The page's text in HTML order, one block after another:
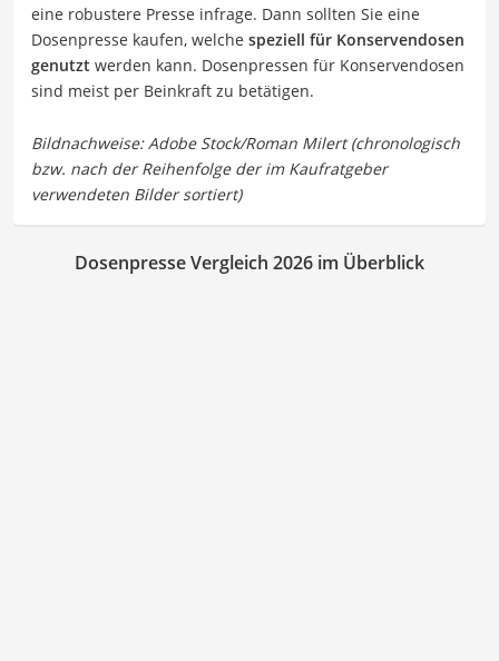
eine robustere Presse infrage. Dann sollten Sie eine
Dosenpresse kaufen, welche speziell für Konservendosen
genutzt werden kann. Dosenpressen für Konservendosen
sind meist per Beinkraft zu betätigen.
Dosenpresse Vergleich 2026 im Überblick